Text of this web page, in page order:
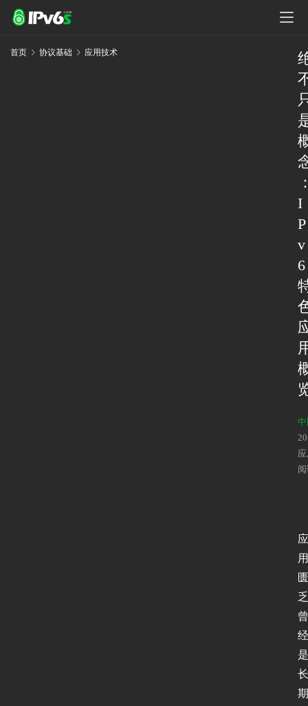
首页 协议基础 应用技术
I
P
v
6
应
用
匮
乏
曾
经
是
长
期